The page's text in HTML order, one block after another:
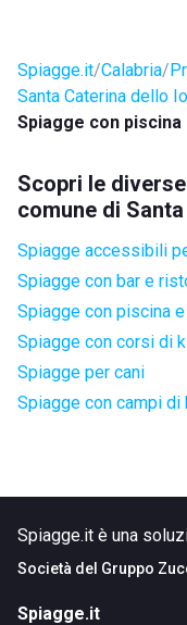
Spiagge.it Calabria
Santa Caterina dello
Spiagge con
Scopri le
comune di
Spiagge accessibili
Spiagge con bar e
Spiagge con piscina
Spiagge con corsi di
Spiagge per cani
Spiagge con campi
Spiagge.it è una
Società del Gruppo
Spiagge.it